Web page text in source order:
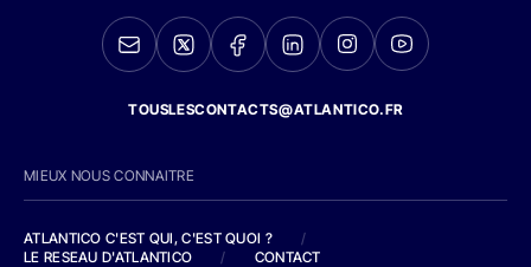
TOUSLESCONTACTS@ATLANTICO.FR
MIEUX NOUS CONNAITRE
ATLANTICO C'EST QUI, C'EST QUOI ?
/
LE RESEAU D'ATLANTICO
/ CONTACT